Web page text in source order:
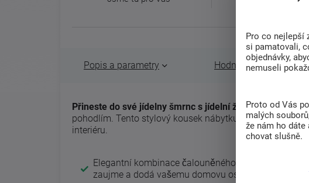
Popis a parametry Hodnocení (0)
Přineste do své jídelny šmrnc s jídelní židlí K452, která
pohodlím. Tento stylový kousek nábytku se stane
interiéru.
Elegantní kombinace čalouněného sedáku a
zaujme a dodá vašemu domovu osobitý styl.
Pro co nejlepší
si pamatovali,
objednávky,
nemuseli
Proto od Vás
malých
že nám ho
chovat slušně.